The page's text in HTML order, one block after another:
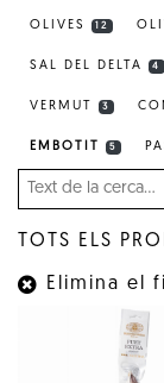
OLIVES 12
SAL DEL DELTA 4
VERMUT 3
EMBOTIT 5
TOTS ELS
Elimina el